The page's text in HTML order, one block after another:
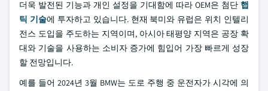
더욱 발전된 기능과 개인 설정을 기대함에 따라 OEM은 첨단 햅
틱 기술에 투자하고 있습니다. 현재 북미와 유럽은 위치 인텔리
전스 도입을 주도하는 지역이며, 아시아 태평양 지역은 공장 확
대와 기술을 사용하는 소비자 증가에 힘입어 가장 빠르게 성장
할 전망입니다.
예를 들어 2024년 3월 BMW는 도로 주행 중 운전자가 시각에 의